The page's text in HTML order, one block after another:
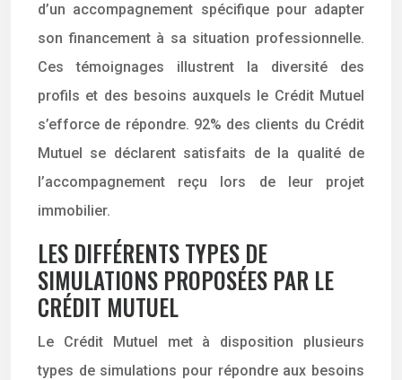
d’un accompagnement spécifique pour adapter
son financement à sa situation professionnelle.
Ces témoignages illustrent la diversité des
profils et des besoins auxquels le Crédit Mutuel
s’efforce de répondre. 92% des clients du Crédit
Mutuel se déclarent satisfaits de la qualité de
l’accompagnement reçu lors de leur projet
immobilier.
LES DIFFÉRENTS TYPES DE
SIMULATIONS PROPOSÉES PAR LE
CRÉDIT MUTUEL
Le Crédit Mutuel met à disposition plusieurs
types de simulations pour répondre aux besoins